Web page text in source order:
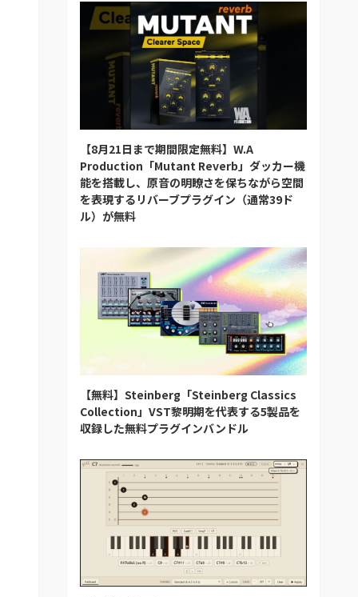
【8月21日まで期間限定無料】W.A
Production「Mutant Reverb」ダッカー機
能を搭載し、原音の明瞭さを保ちながら空間
を表現するリバーブプラグイン（通常39ド
ル）が無料
【無料】Steinberg「Steinberg Classics
Collection」VST黎明期を代表する5製品を
収録した無料プラグインバンドル